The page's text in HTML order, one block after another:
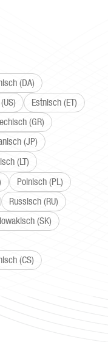
(DA)
Estnisch (ET)
(GR)
(JP)
(LT)
Polnisch (PL)
Russisch (RU)
(SK)
(CS)